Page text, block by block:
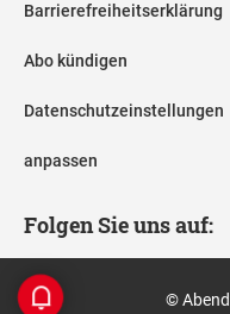
Barrierefreiheitserklärung
Abo kündigen
Datenschutzeinstellungen
anpassen
Folgen Sie uns auf:
©